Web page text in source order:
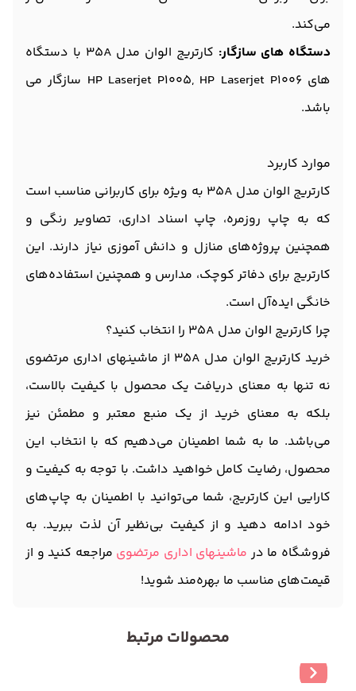
می‌کند.
دستگاه های سازگار:
کارتریج الوان مدل 35A با دستگاه
های HP Laserjet P1005, HP Laserjet P1006 سازگار می
باشد.
موارد کاربرد
کارتریج الوان مدل 35A به ویژه برای کاربرانی مناسب است
که به چاپ روزمره، چاپ اسناد اداری، تصاویر رنگی و
همچنین پروژه‌های منازل و دانش آموزی نیاز دارند. این
کارتریج برای دفاتر کوچک، مدارس و همچنین استفاده‌های
خانگی ایده‌آل است.
چرا کارتریج الوان مدل 35A را انتخاب کنید؟
خرید کارتریج الوان مدل 35A از ماشینهای اداری مرتضوی
نه تنها به معنای دریافت یک محصول با کیفیت بالاست،
بلکه به معنای خرید از یک منبع معتبر و مطمئن نیز
می‌باشد. ما به شما اطمینان می‌دهیم که با انتخاب این
محصول، رضایت کامل خواهید داشت. با توجه به کیفیت و
کارایی این کارتریج، شما می‌توانید با اطمینان به چاپ‌های
خود ادامه دهید و از کیفیت بی‌نظیر آن لذت ببرید. به
فروشگاه ما در ماشینهای اداری مرتضوی مراجعه کنید و از
قیمت‌های مناسب ما بهره‌مند شوید!
محصولات مرتبط